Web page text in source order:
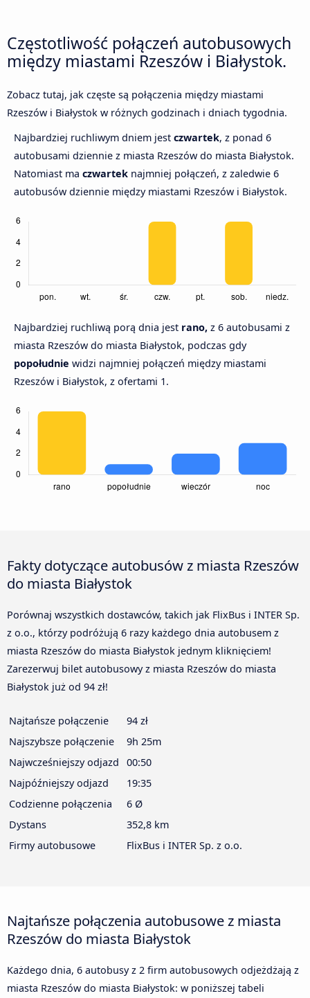
Częstotliwość połączeń autobusowych
między miastami Rzeszów i Białystok.
Zobacz tutaj, jak częste są połączenia między miastami
Rzeszów i Białystok w różnych godzinach i dniach tygodnia.
Najbardziej ruchliwym dniem jest czwartek, z ponad 6
autobusami dziennie z miasta Rzeszów do miasta Białystok.
Natomiast ma czwartek najmniej połączeń, z zaledwie 6
autobusów dziennie między miastami Rzeszów i Białystok.
Najbardziej ruchliwą porą dnia jest rano, z 6 autobusami z
miasta Rzeszów do miasta Białystok, podczas gdy
popołudnie widzi najmniej połączeń między miastami
Rzeszów i Białystok, z ofertami 1.
Fakty dotyczące autobusów z miasta Rzeszów
do miasta Białystok
Porównaj wszystkich dostawców, takich jak FlixBus i INTER Sp.
z o.o., którzy podróżują 6 razy każdego dnia autobusem z
miasta Rzeszów do miasta Białystok jednym kliknięciem!
Zarezerwuj bilet autobusowy z miasta Rzeszów do miasta
Białystok już od 94 zł!
Najtańsze połączenie
94 zł
Najszybsze połączenie
9h 25m
Najwcześniejszy odjazd
00:50
Najpóźniejszy odjazd
19:35
Codzienne połączenia
6 Ø
Dystans
352,8 km
Firmy autobusowe
FlixBus i INTER Sp. z o.o.
Najtańsze połączenia autobusowe z miasta
Rzeszów do miasta Białystok
Każdego dnia, 6 autobusy z 2 firm autobusowych odjeżdżają z
miasta Rzeszów do miasta Białystok: w poniższej tabeli